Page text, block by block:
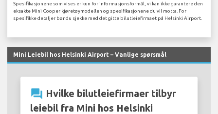
Spesifikasjonene som vises er kun for informasjonsformål, vi kan ikke garantere den
eksakte Mini Cooper kjøretøymodellen og spesifikasjonene du vil motta. For
spesifikke detaljer bør du sjekke med det gitte bilutleiefirmaet på Helsinki Airport.
Mini Leiebil hos Helsinki Airport – Vanlige spørsmål
question_answer Hvilke bilutleiefirmaer tilbyr
leiebil fra Mini hos Helsinki